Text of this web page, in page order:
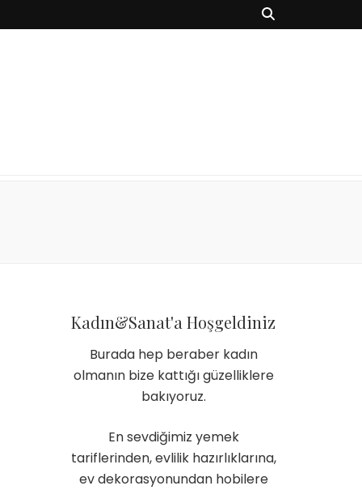
Kadın&Sanat'a Hoşgeldiniz
Burada hep beraber kadın
olmanın bize kattığı güzelliklere
bakıyoruz.
En sevdiğimiz yemek
tariflerinden, evlilik hazırlıklarına,
ev dekorasyonundan hobilere